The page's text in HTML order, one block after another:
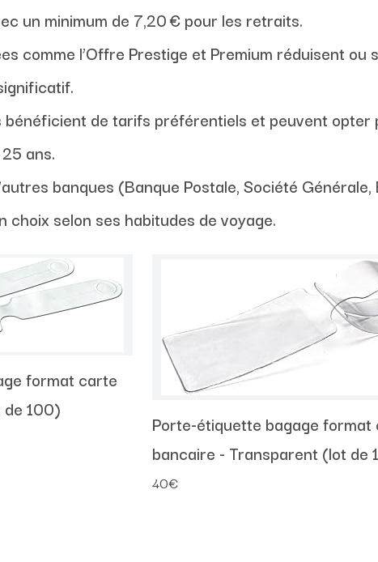
un minimum de 7,20 € pour les retraits.
comme l’Offre Prestige et Premium réduisent
bénéficient de tarifs préférentiels et peuvent
ans.
banques (Banque Postale, Société
choix selon ses habitudes de voyage.
format carte
100)
Porte-étiquette bagage format
bancaire - Transparent (lot de
40€